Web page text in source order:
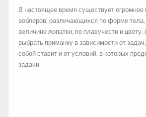
В настоящее время существует огромное
воблеров, различающихся по форме
величине лопатки, по плавучести и
выбрать приманку в зависимости от
собой ставит и от условий, в которых
задачи.